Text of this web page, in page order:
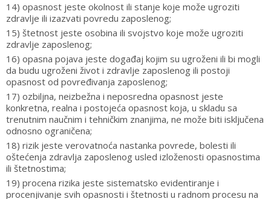
14) opasnost jeste okolnost ili stanje koje može ugroziti
zdravlje ili izazvati povredu zaposlenog;
15) štetnost jeste osobina ili svojstvo koje može ugroziti
zdravlje zaposlenog;
16) opasna pojava jeste događaj kojim su ugroženi ili bi mogli
da budu ugroženi život i zdravlje zaposlenog ili postoji
opasnost od povređivanja zaposlenog;
17) ozbiljna, neizbežna i neposredna opasnost jeste
konkretna, realna i postojeća opasnost koja, u skladu sa
trenutnim naučnim i tehničkim znanjima, ne može biti isključena
odnosno ograničena;
18) rizik jeste verovatnoća nastanka povrede, bolesti ili
oštećenja zdravlja zaposlenog usled izloženosti opasnostima
ili štetnostima;
19) procena rizika jeste sistematsko evidentiranje i
procenjivanje svih opasnosti i štetnosti u radnom procesu na